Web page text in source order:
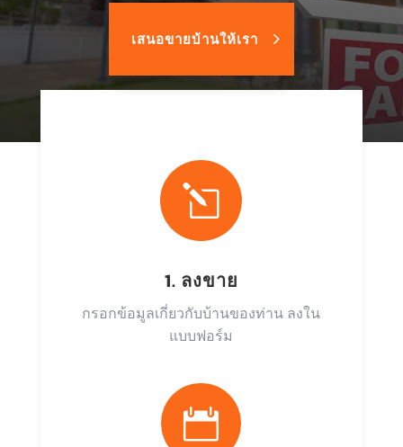
เสนอขายบ้านให้เรา
l
1. ลงขาย
กรอกข้อมูลเกี่ยวกับบ้านของท่าน ลงใน
แบบฟอร์ม
